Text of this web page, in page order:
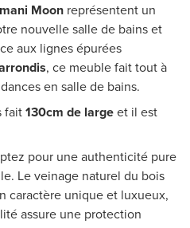
Moon représentent un
nouvelle salle de bains et
aux lignes épurées
, ce meuble fait tout à
en salle de bains.
fait130cm de largeet il est
pour une authenticité pure
Le veinage naturel du bois
caractère unique et luxueux,
assure une protection